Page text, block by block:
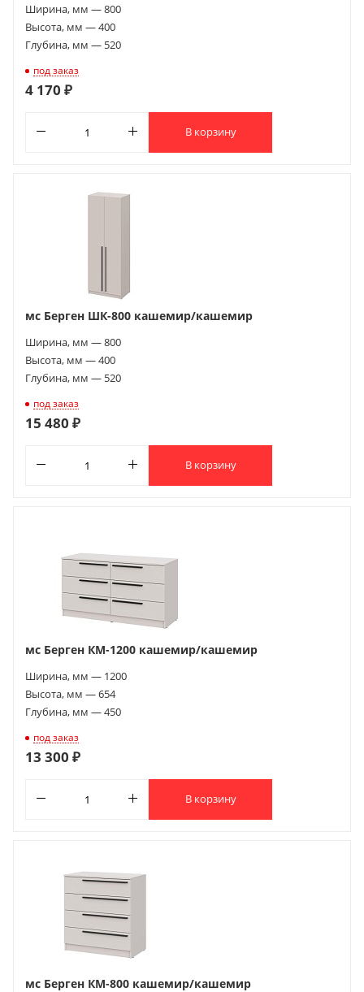
Ширина, мм — 800
Высота, мм — 400
Глубина, мм — 520
под заказ
4 170 ₽
В корзину
мс Берген ШК-800 кашемир/кашемир
Ширина, мм — 800
Высота, мм — 400
Глубина, мм — 520
под заказ
15 480 ₽
В корзину
мс Берген КМ-1200 кашемир/кашемир
Ширина, мм — 1200
Высота, мм — 654
Глубина, мм — 450
под заказ
13 300 ₽
В корзину
мс Берген КМ-800 кашемир/кашемир